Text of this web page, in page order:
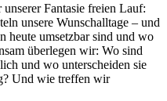
Fantasie freien Lauf:
unsere Wunschalltage – und
heute umsetzbar sind und wo
überlegen wir: Wo sind
und wo unterscheiden sie
Und wie treffen wir